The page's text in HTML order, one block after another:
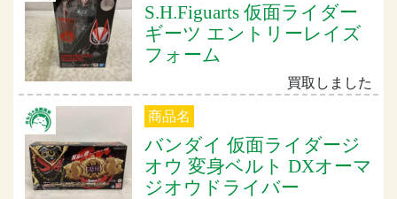
S.H.Figuarts 仮面ライダー
ギーツ エントリーレイズ
フォーム
買取しました
商品名
バンダイ 仮面ライダージ
オウ 変身ベルト DXオーマ
ジオウドライバー